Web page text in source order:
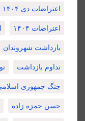
اعتراضات دی ۱۴۰۴
اعتراضات ۱۴۰۴
بازداشت شهروندان
تداوم بازداشت
جنگ جمهوری
حسن حمزه زاده